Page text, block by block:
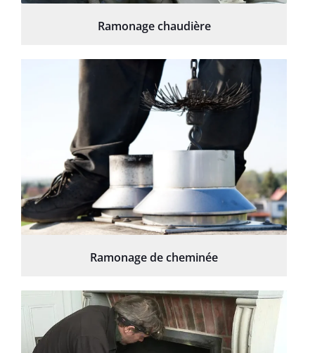
Ramonage chaudière
Ramonage de cheminée